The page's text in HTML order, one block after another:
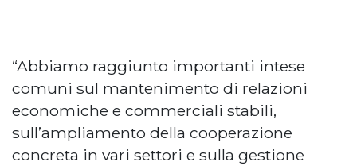
“Abbiamo raggiunto importanti intese
comuni sul mantenimento di relazioni
economiche e commerciali stabili,
sull’ampliamento della cooperazione
concreta in vari settori e sulla gestione